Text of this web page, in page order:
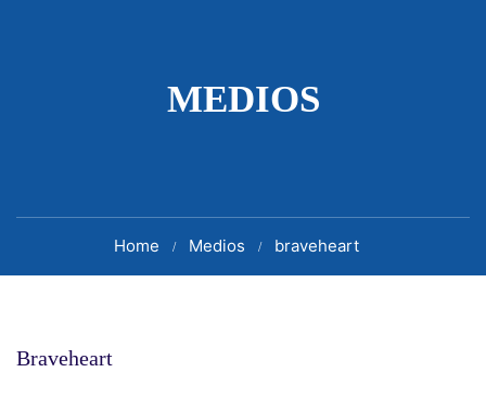
MEDIOS
Home Medios braveheart
Braveheart